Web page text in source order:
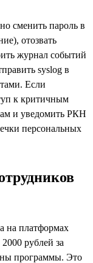
сменить пароль в
отозвать
журнал событий
syslog в
Если
к критичным
и уведомить РКН
персональных
на платформах
рублей за
программы. Это